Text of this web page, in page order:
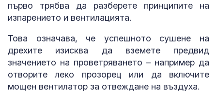
първо трябва да разберете принципите на
изпарението и вентилацията.
Това означава, че успешното сушене на
дрехите изисква да вземете предвид
значението на проветряването – например да
отворите леко прозорец или да включите
мощен вентилатор за отвеждане на въздуха.